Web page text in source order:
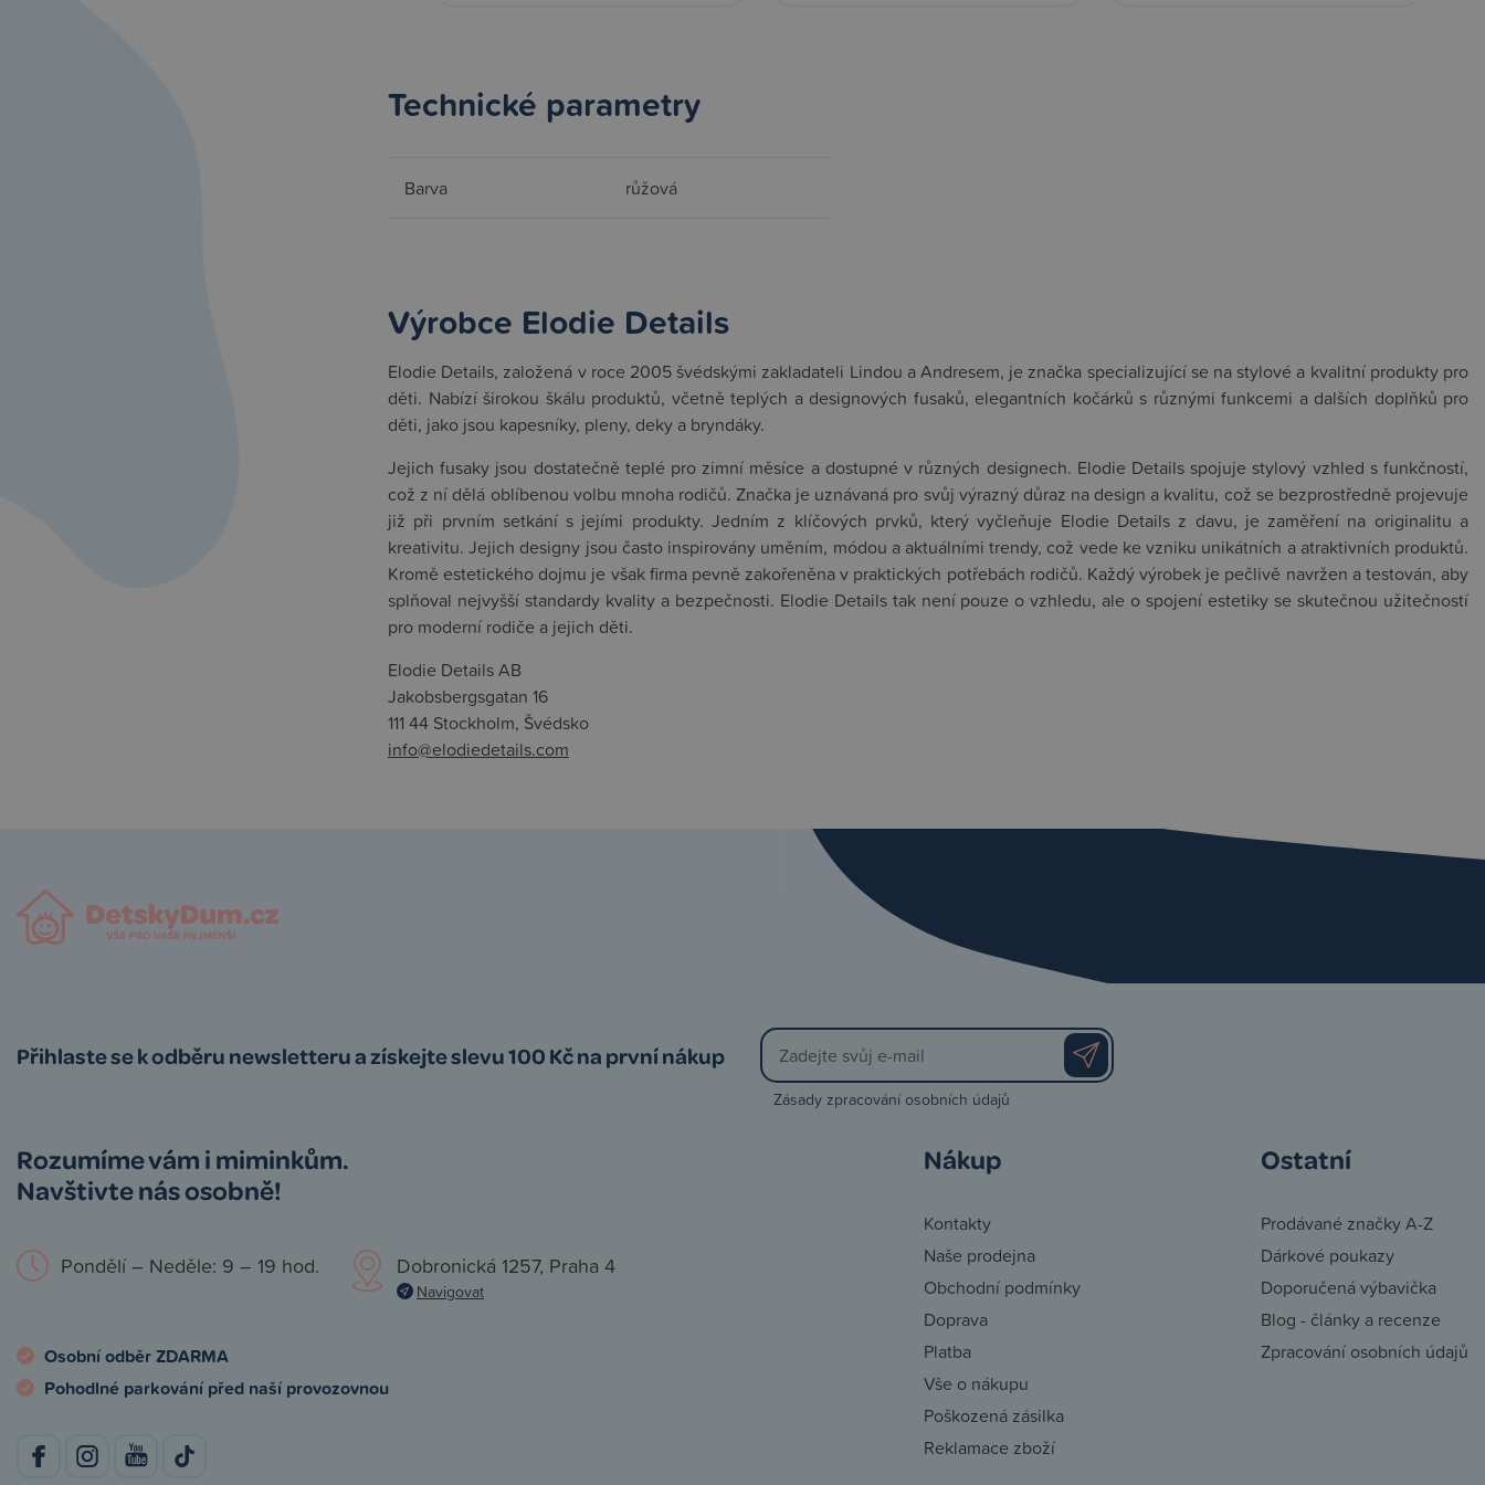
Technické parametry
Barva růžová
Výrobce Elodie Details
Elodie Details, založená v roce 2005 švédskými zakladateli Lindou a Andresem, je značka specializující se na stylové a kvalitní produkty pro
děti. Nabízí širokou škálu produktů, včetně teplých a designových fusaků, elegantních kočárků s různými funkcemi a dalších doplňků pro
děti, jako jsou kapesníky, pleny, deky a bryndáky.
Jejich fusaky jsou dostatečně teplé pro zimní měsíce a dostupné v různých designech. Elodie Details spojuje stylový vzhled s funkčností,
což z ní dělá oblíbenou volbu mnoha rodičů. Značka je uznávaná pro svůj výrazný důraz na design a kvalitu, což se bezprostředně projevuje
již při prvním setkání s jejími produkty. Jedním z klíčových prvků, který vyčleňuje Elodie Details z davu, je zaměření na originalitu a
kreativitu. Jejich designy jsou často inspirovány uměním, módou a aktuálními trendy, což vede ke vzniku unikátních a atraktivních produktů.
Kromě estetického dojmu je však firma pevně zakořeněna v praktických potřebách rodičů. Každý výrobek je pečlivě navržen a testován, aby
splňoval nejvyšší standardy kvality a bezpečnosti. Elodie Details tak není pouze o vzhledu, ale o spojení estetiky se skutečnou užitečností
pro moderní rodiče a jejich děti.
Elodie Details AB
Jakobsbergsgatan 16
111 44 Stockholm, Švédsko
info@elodiedetails.com
Přihlaste se k odběru newsletteru a získejte slevu 100 Kč na první nákup
Zásady zpracování osobních údajů
Rozumíme vám i miminkům.
Navštivte nás osobně!
Pondělí – Neděle: 9 – 19 hod. Dobronická 1257, Praha 4
Navigovat
Osobní odběr ZDARMA
Pohodlné parkování před naší provozovnou
Nákup
Kontakty
Naše prodejna
Obchodní podmínky
Doprava
Platba
Vše o nákupu
Poškozená zásilka
Reklamace zboží
Ostatní
Prodávané značky A-Z
Dárkové poukazy
Doporučená výbavička
Blog - články a recenze
Zpracování osobních údajů